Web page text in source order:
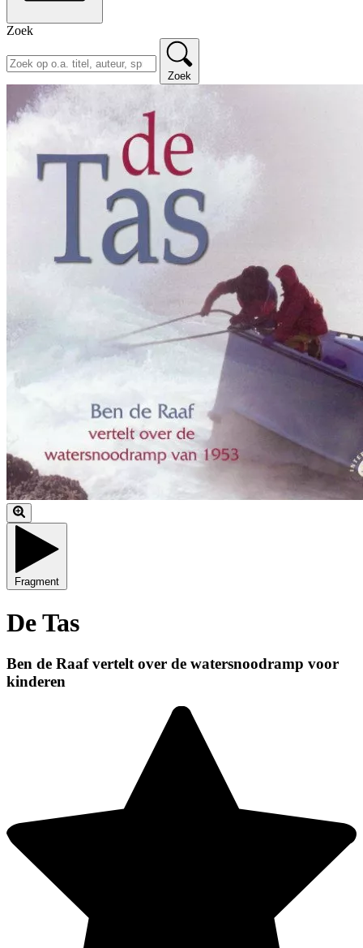
Zoek
Zoek
Fragment
De Tas
Ben de Raaf vertelt over de watersnoodramp voor
kinderen